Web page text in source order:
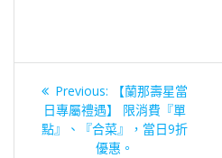
文
章
Previous:
Previous
post:
【蘭那壽星當
日專屬禮遇】 限消費『單
點』、『合菜』，當日9折
優惠。